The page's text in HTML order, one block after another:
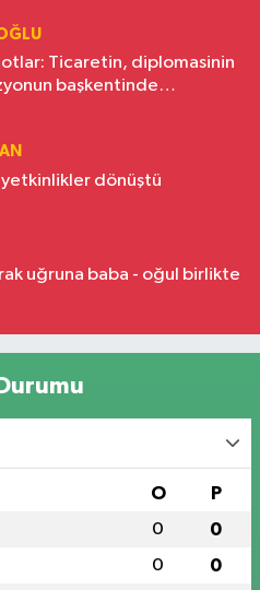
Ticaretin, diplomasinin
başkentinde
dönüştü
uğruna baba - oğul birlikte
O P
0 0
0 0